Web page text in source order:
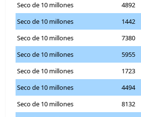
Seco de 10 millones
4892
Seco de 10 millones
1442
Seco de 10 millones
7380
Seco de 10 millones
5955
Seco de 10 millones
1723
Seco de 10 millones
4494
Seco de 10 millones
8132